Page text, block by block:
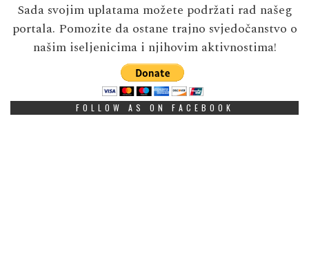
Sada svojim uplatama možete podržati rad našeg
portala. Pomozite da ostane trajno svjedočanstvo o
našim iseljenicima i njihovim aktivnostima!
FOLLOW AS ON FACEBOOK